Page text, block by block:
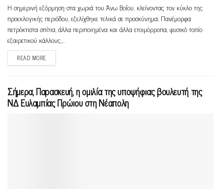
Η σημερινή εξόρμηση στα χωριά του Άνω Βοΐου, κλείνοντας τον κύκλο της
προεκλογικής περιόδου, εξελίχθηκε τελικά σε προσκύνημα. Πανέμορφα
πετρόκτιστα σπίτια, άλλα περιποιημένα και άλλα ετοιμόρροπα, φυσικό τοπίο
εξαιρετικού κάλλους,...
READ MORE
Σήμερα, Παρασκευή, η ομιλία της υποψήφιας βουλευτή της
ΝΔ Ευλαμπίας Πρώιου στη Νέαπολη